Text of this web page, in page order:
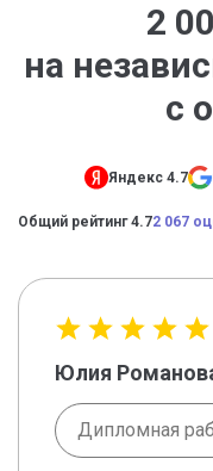
2
на
с
Яндекс 4.7
Общий рейтинг 4.72 067
Юлия
Дипломная